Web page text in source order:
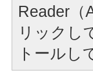
Reader（
リックし
トールし